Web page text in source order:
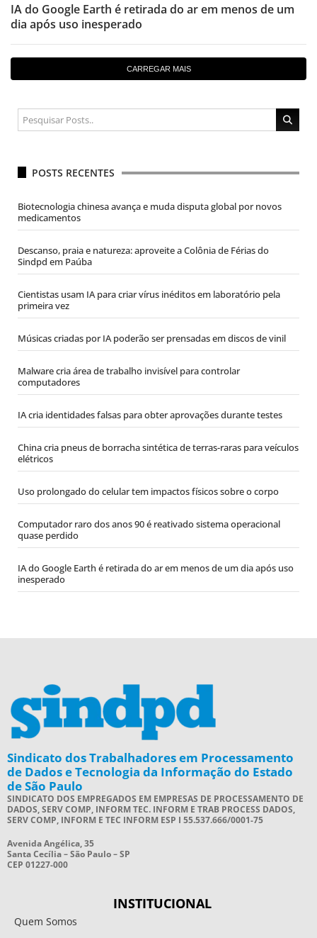
IA do Google Earth é retirada do ar em menos de um
dia após uso inesperado
CARREGAR MAIS
POSTS RECENTES
Biotecnologia chinesa avança e muda disputa global por novos
medicamentos
Descanso, praia e natureza: aproveite a Colônia de Férias do
Sindpd em Paúba
Cientistas usam IA para criar vírus inéditos em laboratório pela
primeira vez
Músicas criadas por IA poderão ser prensadas em discos de vinil
Malware cria área de trabalho invisível para controlar
computadores
IA cria identidades falsas para obter aprovações durante testes
China cria pneus de borracha sintética de terras-raras para veículos
elétricos
Uso prolongado do celular tem impactos físicos sobre o corpo
Computador raro dos anos 90 é reativado sistema operacional
quase perdido
IA do Google Earth é retirada do ar em menos de um dia após uso
inesperado
Sindicato dos Trabalhadores em Processamento
de Dados e Tecnologia da Informação do Estado
de São Paulo
SINDICATO DOS EMPREGADOS EM EMPRESAS DE PROCESSAMENTO DE
DADOS, SERV COMP, INFORM TEC. INFORM E TRAB PROCESS DADOS,
SERV COMP, INFORM E TEC INFORM ESP I 55.537.666/0001-75
Avenida Angélica, 35
Santa Cecília – São Paulo – SP
CEP 01227-000
INSTITUCIONAL
Quem Somos